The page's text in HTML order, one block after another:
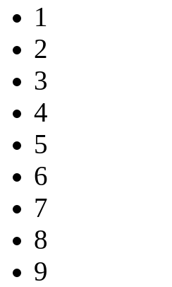
1
2
3
4
5
6
7
8
9